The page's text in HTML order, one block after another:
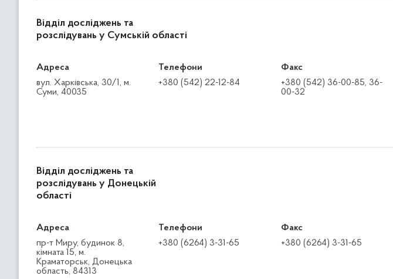
Відділ досліджень та
розслідувань у Сумській області
Адреса
вул. Харківська, 30/1, м.
Суми, 40035
Телефони
+380 (542) 22-12-84
Факс
+380 (542) 36-00-85, 36-
00-32
Відділ досліджень та
розслідувань у Донецькій
області
Адреса
пр-т Миру, будинок 8,
кімната 15, м.
Краматорськ, Донецька
область, 84313
Телефони
+380 (6264) 3-31-65
Факс
+380 (6264) 3-31-65